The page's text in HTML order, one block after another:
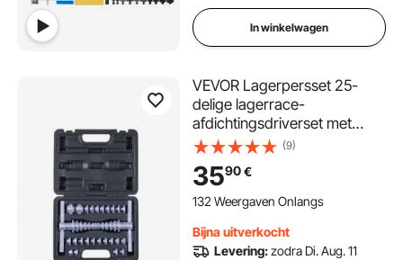
In winkelwagen
VEVOR Lagerpersset 25-
delige lagerrace-
afdichtingsdriverset met
bussen en sleutels,
bussendrivergereedschapse
t, voor demontage en
installatie Gemaakt van
(9)
3590€
132 Weergaven Onlangs
Bijna uitverkocht
Levering:zodra Di. Aug. 11